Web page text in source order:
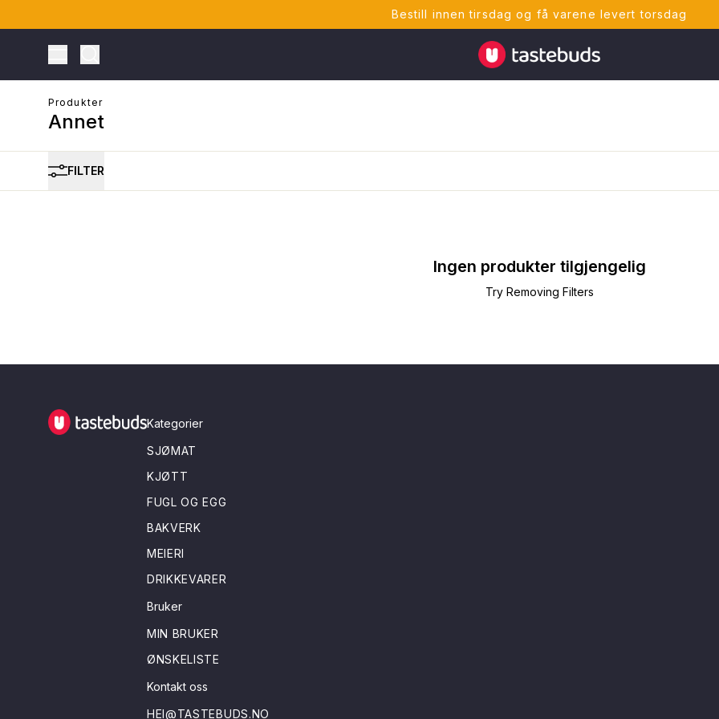
Bestill innen tirsdag og få varene levert torsdag
Toggle Menu
Tastebuds - Lokalmat rett hjem
Produkter
Annet
FILTER
Ingen produkter tilgjengelig
Try Removing Filters
Tastebuds - Lokalmat rett hjem
Kategorier
SJØMAT
KJØTT
FUGL OG EGG
BAKVERK
MEIERI
DRIKKEVARER
Bruker
MIN BRUKER
ØNSKELISTE
Kontakt oss
HEI@TASTEBUDS.NO